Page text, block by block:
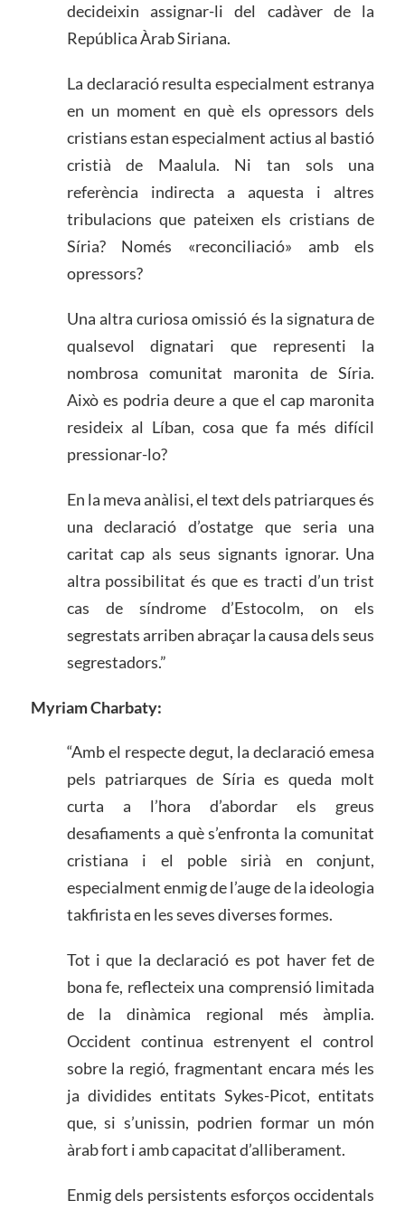
decideixin assignar-li del cadàver de la
República Àrab Siriana.
La declaració resulta especialment estranya
en un moment en què els opressors dels
cristians estan especialment actius al bastió
cristià de Maalula. Ni tan sols una
referència indirecta a aquesta i altres
tribulacions que pateixen els cristians de
Síria? Només «reconciliació» amb els
opressors?
Una altra curiosa omissió és la signatura de
qualsevol dignatari que representi la
nombrosa comunitat maronita de Síria.
Això es podria deure a que el cap maronita
resideix al Líban, cosa que fa més difícil
pressionar-lo?
En la meva anàlisi, el text dels patriarques és
una declaració d’ostatge que seria una
caritat cap als seus signants ignorar. Una
altra possibilitat és que es tracti d’un trist
cas de síndrome d’Estocolm, on els
segrestats arriben abraçar la causa dels seus
segrestadors.”
Myriam Charbaty:
“Amb el respecte degut, la declaració emesa
pels patriarques de Síria es queda molt
curta a l’hora d’abordar els greus
desafiaments a què s’enfronta la comunitat
cristiana i el poble sirià en conjunt,
especialment enmig de l’auge de la ideologia
takfirista en les seves diverses formes.
Tot i que la declaració es pot haver fet de
bona fe, reflecteix una comprensió limitada
de la dinàmica regional més àmplia.
Occident continua estrenyent el control
sobre la regió, fragmentant encara més les
ja dividides entitats Sykes-Picot, entitats
que, si s’unissin, podrien formar un món
àrab fort i amb capacitat d’alliberament.
Enmig dels persistents esforços occidentals